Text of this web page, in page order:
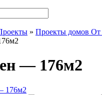
» Проекты домов От
— 176м2